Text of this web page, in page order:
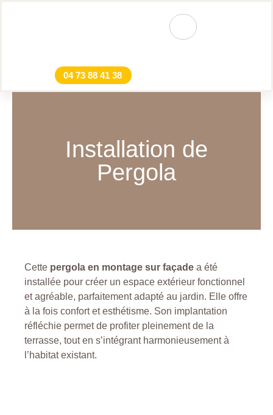
04 73 88 41 38
Installation de
Pergola
Cette pergola en montage sur façade a été
installée pour créer un espace extérieur fonctionnel
et agréable, parfaitement adapté au jardin. Elle offre
à la fois confort et esthétisme. Son implantation
réfléchie permet de profiter pleinement de la
terrasse, tout en s’intégrant harmonieusement à
l’habitat existant.